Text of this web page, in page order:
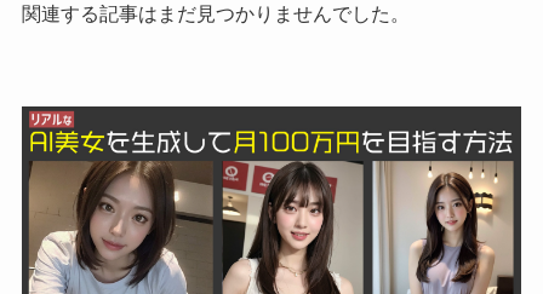
関連する記事はまだ見つかりませんでした。